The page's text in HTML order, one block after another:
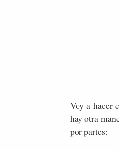
Voy a hacer
hay otra
por partes: